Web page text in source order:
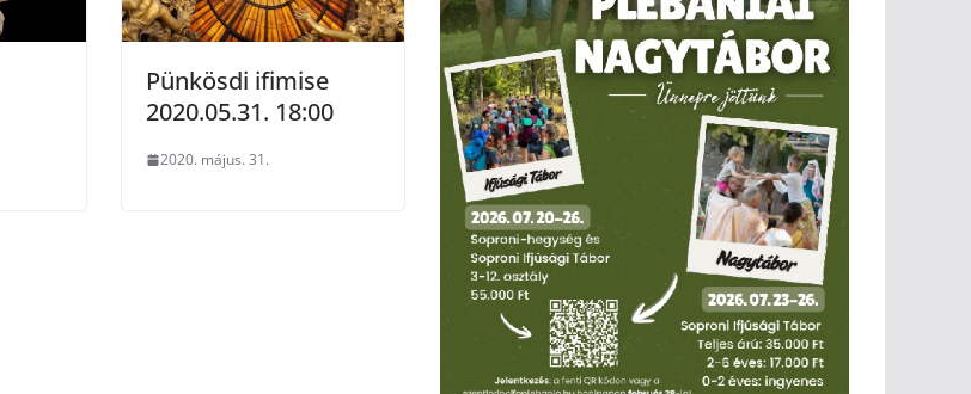
Pünkösdi ifimise
2020.05.31. 18:00
2020. május. 31.